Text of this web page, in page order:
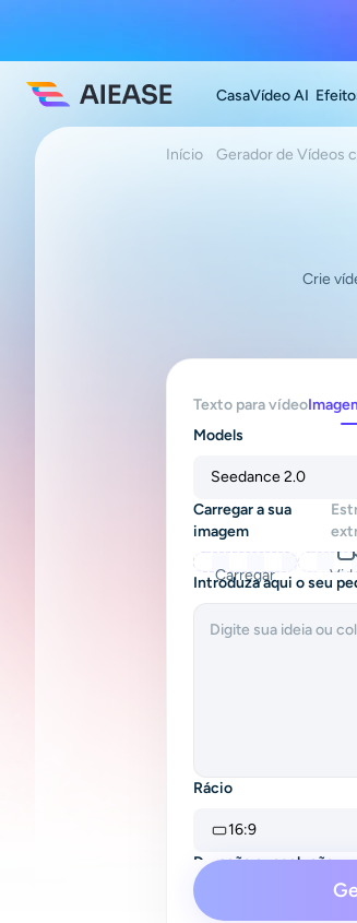
CasaVídeo AI
Início Gerador de Vídeos
Crie
Texto para vídeo
Models
Seedance 2.0
Carregar a sua
imagem
Carregar
Introduza aqui o seu
Rácio
16:9
Duração e resolução